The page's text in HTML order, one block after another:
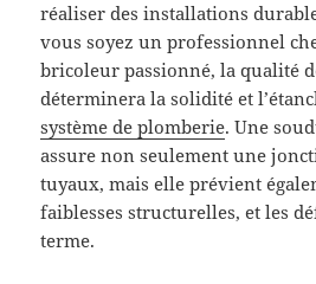
réaliser des installations
vous soyez un professionnel
bricoleur passionné, la qualité
déterminera la solidité et
système de plomberie. Une
assure non seulement une
tuyaux, mais elle prévient
faiblesses structurelles, et les
terme.